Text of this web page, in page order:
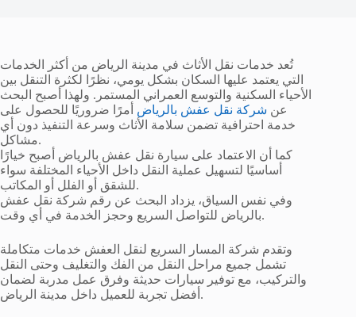
تُعد خدمات نقل الأثاث في مدينة الرياض من أكثر الخدمات
التي يعتمد عليها السكان بشكل يومي، نظرًا لكثرة التنقل بين
الأحياء السكنية والتوسع العمراني المستمر. ولهذا أصبح البحث
عن شركة نقل عفش بالرياض أمرًا ضروريًا للحصول على
خدمة احترافية تضمن سلامة الأثاث وسرعة التنفيذ دون أي
مشاكل.
كما أن الاعتماد على سيارة نقل عفش بالرياض أصبح خيارًا
أساسيًا لتسهيل عملية النقل داخل الأحياء المختلفة سواء
للشقق أو الفلل أو المكاتب.
وفي نفس السياق، يزداد البحث عن رقم شركة نقل عفش
بالرياض للتواصل السريع وحجز الخدمة في أي وقت.
وتقدم شركة المسار السريع لنقل العفش خدمات متكاملة
تشمل جميع مراحل النقل من الفك والتغليف وحتى النقل
والتركيب، مع توفير سيارات حديثة وفرق عمل مدربة لضمان
أفضل تجربة للعميل داخل مدينة الرياض.